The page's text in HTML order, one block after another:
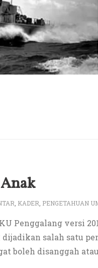
KADER PENGETAHUAN
Penggalang versi
salah satu
boleh disanggah